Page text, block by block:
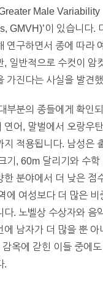
Male Variability
GMVH)’이 있습니다.
연구하면서 종에 따라
, 일반적으로 수컷이 암
가진다는 사실을 발견
부분의 종들에게 확인
연어, 말벌에서 오랑우
지 적용됩니다. 남성은
기, 60m 달리기와 수학
한 분야에서 더 낮은 점
에 여성보다 더 많은 비
다. 노벨상 수상자와 음
에 남자가 더 많을 뿐 아
감옥에 갇힌 이들 중에
.